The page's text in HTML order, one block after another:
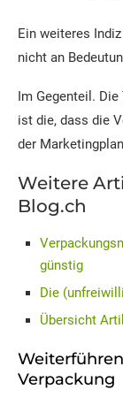
Ein weiteres
nicht an
Im Gegenteil.
ist die, dass die
der
Weitere
Blog.ch
günstig
Die
Übersicht
Verpackung